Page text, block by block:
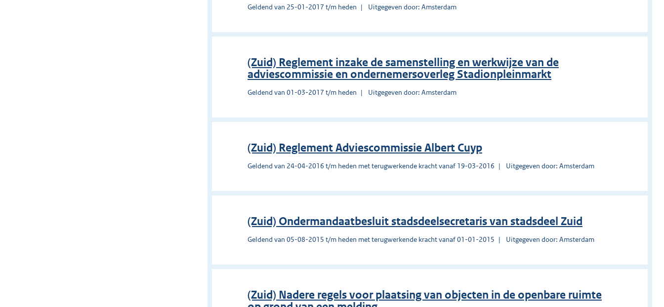
Geldend van 25-01-2017 t/m heden Uitgegeven door: Amsterdam
(Zuid) Reglement inzake de samenstelling en werkwijze van de
adviescommissie en ondernemersoverleg Stadionpleinmarkt
Geldend van 01-03-2017 t/m heden Uitgegeven door: Amsterdam
(Zuid) Reglement Adviescommissie Albert Cuyp
Geldend van 24-04-2016 t/m heden met terugwerkende kracht vanaf 19-03-2016 Uitgegeven door: Amsterdam
(Zuid) Ondermandaatbesluit stadsdeelsecretaris van stadsdeel Zuid
Geldend van 05-08-2015 t/m heden met terugwerkende kracht vanaf 01-01-2015 Uitgegeven door: Amsterdam
(Zuid) Nadere regels voor plaatsing van objecten in de openbare ruimte